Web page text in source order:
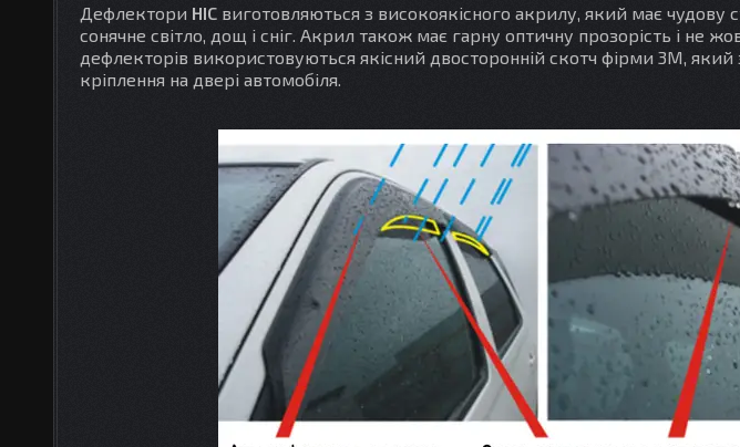
Дефлектори HIC виготовляються з високоякісного акрилу, який має чудову
сонячне світло, дощ і сніг. Акрил також має гарну оптичну прозорість і не
дефлекторів використовуються якісний двосторонній скотч фірми 3M, який
кріплення на двері автомобіля.